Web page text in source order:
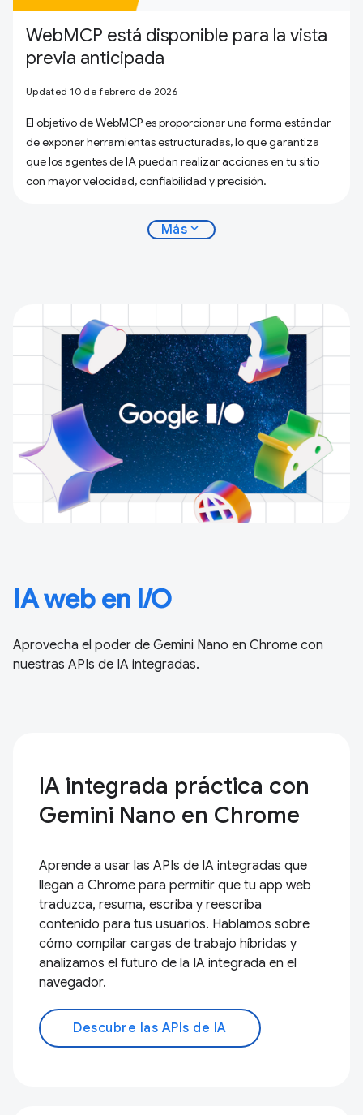
WebMCP está disponible para la vista
previa anticipada
Updated 10 de febrero de 2026
El objetivo de WebMCP es proporcionar una forma estándar
de exponer herramientas estructuradas, lo que garantiza
que los agentes de IA puedan realizar acciones en tu sitio
con mayor velocidad, confiabilidad y precisión.
Más expand_more
IA web en I/O
Aprovecha el poder de Gemini Nano en Chrome con
nuestras APIs de IA integradas.
IA integrada práctica con
Gemini Nano en Chrome
Aprende a usar las APIs de IA integradas que
llegan a Chrome para permitir que tu app web
traduzca, resuma, escriba y reescriba
contenido para tus usuarios. Hablamos sobre
cómo compilar cargas de trabajo híbridas y
analizamos el futuro de la IA integrada en el
navegador.
Descubre las APIs de IA